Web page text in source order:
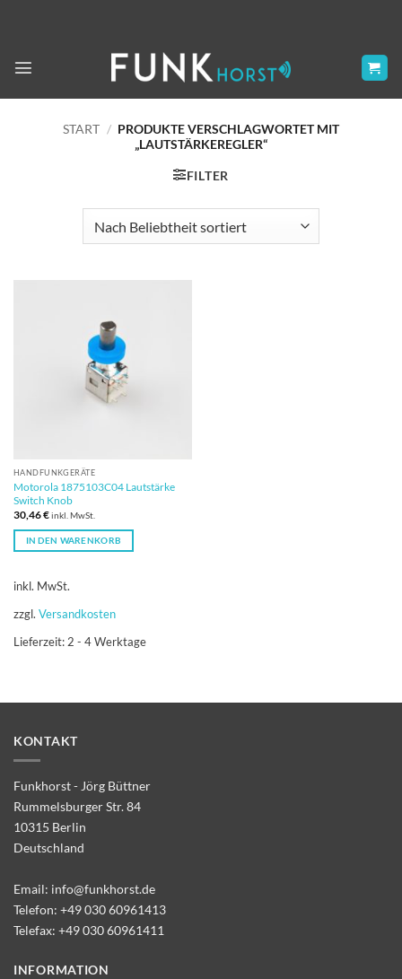
START / PRODUKTE VERSCHLAGWORTET MIT
„LAUTSTÄRKEREGLER“
FILTER
HANDFUNKGERÄTE
Motorola 1875103C04 Lautstärke
Switch Knob
30,46€inkl. MwSt.
IN DEN WARENKORB
inkl. MwSt.
zzgl. Versandkosten
Lieferzeit:2 - 4 Werktage
KONTAKT
Funkhorst - Jörg Büttner
Rummelsburger Str. 84
10315 Berlin
Deutschland
Email: info@funkhorst.de
Telefon: +49 030 60961413
Telefax: +49 030 60961411
INFORMATION